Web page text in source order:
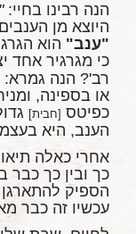
הנה רבינו בחיי:
היוצא מן הענבים
"ענב" הוא
כי מגרגיר אחד
רב'? הנה גמרא:
או בספינה,
כפיטס [חבית]
הענב, היא
אחרי כאלה
כך ובין כך כבר
הספיק
עכשיו זה כבר